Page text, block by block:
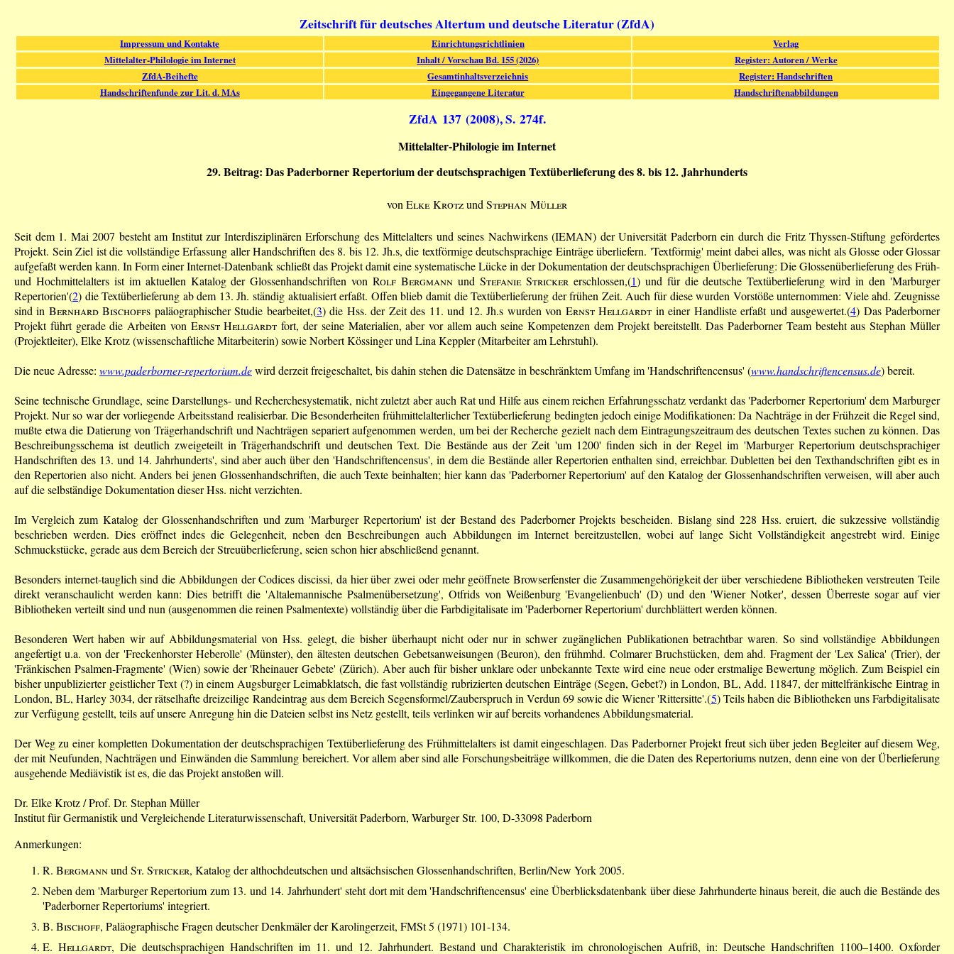
Zeitschrift für deutsches Altertum und deutsche Literatur (ZfdA)
Impressum und Kontakte Einrichtungsrichtlinien
Verlag
Mittelalter-Philologie im Internet
Inhalt / Vorschau Bd. 155 (2026)
Register: Autoren / Werke
ZfdA-Beihefte
Gesamtinhaltsverzeichnis
Register: Handschriften
Handschriftenfunde zur Lit. d. MAs
Eingegangene Literatur Handschriftenabbildungen
ZfdA 137 (2008), S. 274f.
Mittelalter-Philologie im Internet
29. Beitrag: Das Paderborner Repertorium der deutschsprachigen Textüberlieferung des 8. bis 12. Jahrhunderts
von Elke Krotzund Stephan Müller
Seit dem 1. Mai 2007 besteht am Institut zur Interdisziplinären Erforschung des Mittelalters und seines Nachwirkens (IEMAN) der Universität Paderborn ein durch die Fritz Thyssen-Stiftung gefördertes
Projekt. Sein Ziel ist die vollständige Erfassung aller Handschriften des 8. bis 12. Jh.s, die textförmige deutschsprachige Einträge überliefern. 'Textförmig' meint dabei alles, was nicht als Glosse oder Glossar
aufgefaßt werden kann. In Form einer Internet-Datenbank schließt das Projekt damit eine systematische Lücke in der Dokumentation der deutschsprachigen Überlieferung: Die Glossenüberlieferung des Früh-
und Hochmittelalters ist im aktuellen Katalog der Glossenhandschriften vonRolf Bergmann und Stefanie Stricker erschlossen,(1) und für die deutsche Textüberlieferung wird in den 'Marburger
Repertorien'(2) die Textüberlieferung ab dem 13. Jh. ständig aktualisiert erfaßt. Offen blieb damit die Textüberlieferung der frühen Zeit. Auch für diese wurden Vorstöße unternommen: Viele ahd. Zeugnisse
sind in Bernhard Bischoffs paläographischer Studie bearbeitet,(3) die Hss. der Zeit des 11. und 12. Jh.s wurden von Ernst Hellgardt in einer Handliste erfaßt und ausgewertet.(4) Das Paderborner
Projekt führt gerade die Arbeiten von Ernst Hellgardt fort, der seine Materialien, aber vor allem auch seine Kompetenzen dem Projekt bereitstellt. Das Paderborner Team besteht aus Stephan Müller
(Projektleiter), Elke Krotz (wissenschaftliche Mitarbeiterin) sowie Norbert Kössinger und Lina Keppler (Mitarbeiter am Lehrstuhl).
Die neue Adresse: www.paderborner-repertorium.dewird derzeit freigeschaltet, bis dahin stehen die Datensätze in beschränktem Umfang im 'Handschriftencensus' (www.handschriftencensus.de) bereit.
Seine technische Grundlage, seine Darstellungs- und Recherchesystematik, nicht zuletzt aber auch Rat und Hilfe aus einem reichen Erfahrungsschatz verdankt das 'Pader­borner Repertorium' dem Marburger
Projekt. Nur so war der vorliegende Arbeitsstand realisierbar. Die Besonderheiten frühmittelalterlicher Textüberlieferung bedingten jedoch einige Modifikationen: Da Nachträge in der Frühzeit die Regel sind,
mußte etwa die Datierung von Trägerhandschrift und Nachträgen separiert aufgenommen werden, um bei der Recherche gezielt nach dem Eintragungszeitraum des deutschen Textes suchen zu können. Das
Beschreibungsschema ist deutlich zweigeteilt in Trägerhandschrift und deutschen Text. Die Bestände aus der Zeit 'um 1200' finden sich in der Regel im 'Marburger Repertorium deutschsprachiger
Handschriften des 13. und 14. Jahrhunderts', sind aber auch über den 'Handschriftencensus', in dem die Bestände aller Repertorien enthalten sind, erreichbar. Dubletten bei den Texthandschriften gibt es in
den Repertorien also nicht. Anders bei jenen Glossenhandschriften, die auch Texte beinhalten; hier kann das 'Paderborner Repertorium' auf den Katalog der Glossenhandschriften verweisen, will aber auch
auf die selbständige Dokumentation dieser Hss. nicht verzichten.
Im Vergleich zum Katalog der Glossenhandschriften und zum 'Marburger Repertorium' ist der Bestand des Paderborner Projekts bescheiden. Bislang sind 228 Hss. eruiert, die sukzessive vollständig
beschrieben werden. Dies eröffnet indes die Gelegenheit, neben den Beschreibungen auch Abbildungen im Internet bereitzustellen, wobei auf lange Sicht Vollständigkeit angestrebt wird. Einige
Schmuckstücke, gerade aus dem Bereich der Streuüberlieferung, seien schon hier abschließend genannt.
Besonders internet-tauglich sind die Abbildungen der Codices discissi, da hier über zwei oder mehr geöffnete Browserfenster die Zusammengehörigkeit der über verschiedene Bibliotheken verstreuten Teile
direkt veranschaulicht werden kann: Dies betrifft die 'Altalemannische Psalmenübersetzung', Otfrids von Weißenburg 'Evangelienbuch' (D) und den 'Wiener Notker', dessen Überreste sogar auf vier
Bibliotheken verteilt sind und nun (ausgenommen die reinen Psalmentexte) vollständig über die Farbdigitalisate im 'Paderborner Repertorium' durchblättert werden können.
Besonderen Wert haben wir auf Abbildungsmaterial von Hss. gelegt, die bisher überhaupt nicht oder nur in schwer zugänglichen Publikationen betrachtbar waren. So sind vollständige Abbildungen
angefertigt u.a. von der 'Freckenhorster Heberolle' (Münster), den ältesten deutschen Gebetsanweisungen (Beuron), den frühmhd. Colmarer Bruchstücken, dem ahd. Fragment der 'Lex Salica' (Trier), der
'Fränkischen Psalmen-Fragmente' (Wien) sowie der 'Rheinauer Gebete' (Zürich). Aber auch für bisher unklare oder unbekannte Texte wird eine neue oder erstmalige Bewertung möglich. Zum Beispiel ein
bisher unpublizierter geistlicher Text (?) in einem Augsburger Leimabklatsch, die fast vollständig rubrizierten deutschen Einträge (Segen, Gebet?) in London, BL, Add. 11847, der mittelfränkische Eintrag in
London, BL, Harley 3034, der rätselhafte dreizeilige Randeintrag aus dem Bereich Segensformel/Zauberspruch in Verdun 69 sowie die Wiener 'Rittersitte'.(5) Teils haben die Bibliotheken uns Farbdigitalisate
zur Verfügung gestellt, teils auf unsere Anregung hin die Dateien selbst ins Netz gestellt, teils verlinken wir auf bereits vorhandenes Abbildungsmaterial.
Der Weg zu einer kompletten Dokumentation der deutschsprachigen Textüberlieferung des Frühmittelalters ist damit eingeschlagen. Das Paderborner Projekt freut sich über jeden Begleiter auf diesem Weg,
der mit Neufunden, Nachträgen und Einwänden die Sammlung bereichert. Vor allem aber sind alle Forschungsbeiträge willkommen, die die Daten des Repertoriums nutzen, denn eine von der Überlieferung
ausgehende Mediävistik ist es, die das Projekt anstoßen will.
Dr. Elke Krotz / Prof. Dr. Stephan Müller
Institut für Germanistik und Vergleichende Literaturwissenschaft, Universität Paderborn, Warburger Str. 100, D-33098 Paderborn
Anmerkungen:
R. Bergmannund St. Stricker, Katalog der althochdeutschen und altsächsischen Glossenhandschriften, Berlin/New York 2005.
Neben dem 'Marburger Repertorium zum 13. und 14. Jahrhundert' steht dort mit dem 'Handschriftencensus' eine Überblicksdatenbank über diese Jahrhunderte hinaus bereit, die auch die Bestände des
'Paderborner Repertoriums' integriert.
B. Bischoff, Paläographische Fragen deutscher Denkmäler der Karolingerzeit, FMSt 5 (1971) 101-134.
E. Hellgardt, Die deutschsprachigen Handschriften im 11. und 12. Jahrhundert. Bestand und Charakteristik im chronologischen Aufriß, in: Deutsche Handschriften 1100–1400. Oxforder